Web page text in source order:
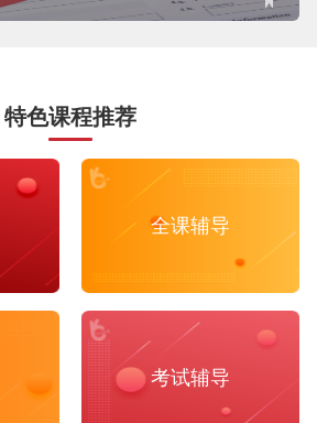
特色课程推荐
全课辅导
考试辅导